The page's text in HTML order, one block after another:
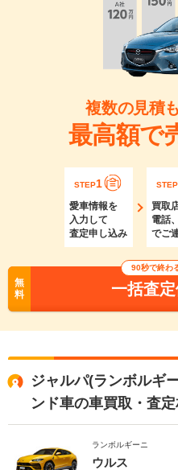
複数の見積
最高額で
STEP1
愛車情報を
入力して
査定申し込み
STEP
買取
電話
でご
無
料
90秒で終わ
一括査
ジャルパ(ランボルギ
ンド車の車買取・査
ランボルギーニ
ウルス